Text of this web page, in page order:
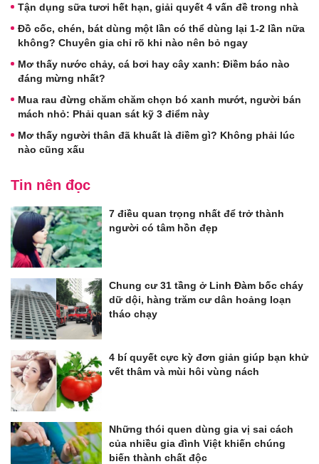
Tận dụng sữa tươi hết hạn, giải quyết 4 vấn đề trong nhà
Đồ cốc, chén, bát dùng một lần có thể dùng lại 1-2 lần nữa
không? Chuyên gia chỉ rõ khi nào nên bỏ ngay
Mơ thấy nước chảy, cá bơi hay cây xanh: Điềm báo nào
đáng mừng nhất?
Mua rau đừng chăm chăm chọn bó xanh mướt, người bán
mách nhỏ: Phải quan sát kỹ 3 điểm này
Mơ thấy người thân đã khuất là điềm gì? Không phải lúc
nào cũng xấu
Tin nên đọc
7 điều quan trọng nhất để trở thành
người có tâm hồn đẹp
Chung cư 31 tầng ở Linh Đàm bốc cháy
dữ dội, hàng trăm cư dân hoảng loạn
tháo chạy
4 bí quyết cực kỳ đơn giản giúp bạn khử
vết thâm và mùi hôi vùng nách
Những thói quen dùng gia vị sai cách
của nhiều gia đình Việt khiến chúng
biến thành chất độc